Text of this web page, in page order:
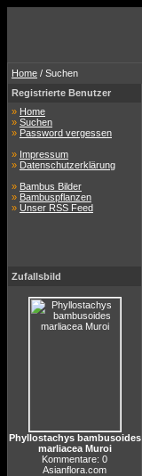
Home / Suchen
Registrierte Benutzer
» Home
» Suchen
» Password vergessen
» Impressum
» Datenschutzerklärung
» Bambus Bilder
» Bambuspflanzen
» Unser RSS Feed
Zufallsbild
Phyllostachys bambusoides
marliacea Muroi
Kommentare: 0
Asianflora.com